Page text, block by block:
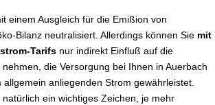
einem Ausgleich für die Emißion von
Bilanz neutralisiert. Allerdings können Sie mit
Tarifs nur indirekt Einfluß auf die
die Versorgung bei Ihnen in Auerbach
allgemein anliegenden Strom gewährleistet.
ein wichtiges Zeichen, je mehr